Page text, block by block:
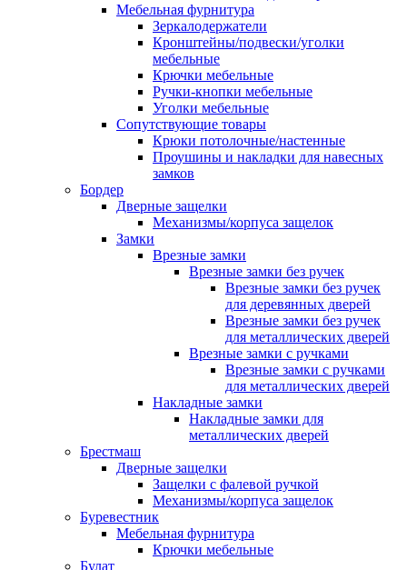
Мебельная фурнитура
Зеркалодержатели
Кронштейны/подвески/уголки
мебельные
Крючки мебельные
Ручки-кнопки мебельные
Уголки мебельные
Сопутствующие товары
Крюки потолочные/настенные
Проушины и накладки для навесных
замков
Бордер
Дверные защелки
Механизмы/корпуса защелок
Замки
Врезные замки
Врезные замки без ручек
Врезные замки без ручек
для деревянных дверей
Врезные замки без ручек
для металлических дверей
Врезные замки с ручками
Врезные замки с ручками
для металлических дверей
Накладные замки
Накладные замки для
металлических дверей
Брестмаш
Дверные защелки
Защелки с фалевой ручкой
Механизмы/корпуса защелок
Буревестник
Мебельная фурнитура
Крючки мебельные
Булат